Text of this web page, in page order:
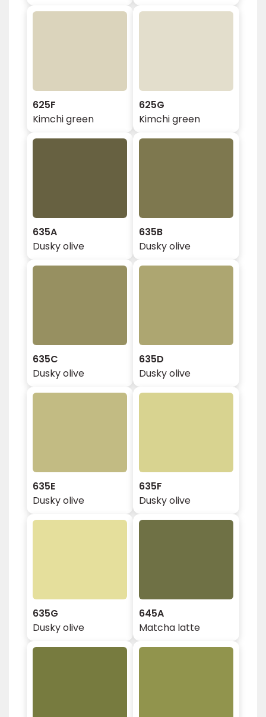
625F
Kimchi green
625G
Kimchi green
635A
Dusky olive
635B
Dusky olive
635C
Dusky olive
635D
Dusky olive
635E
Dusky olive
635F
Dusky olive
635G
Dusky olive
645A
Matcha latte